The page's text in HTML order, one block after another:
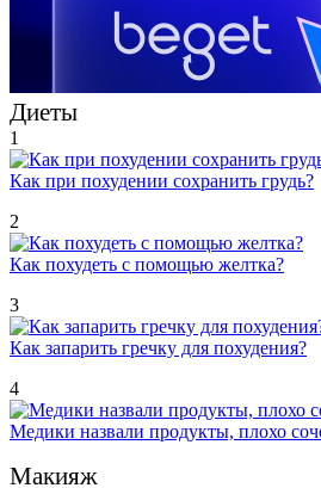
Диеты
1
Как при похудении сохранить грудь?
2
Как похудеть с помощью желтка?
3
Как запарить гречку для похудения?
4
Медики назвали продукты, плохо
Макияж